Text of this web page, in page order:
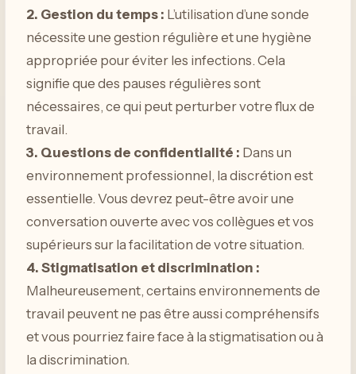
2. Gestion du temps : L’utilisation d’une sonde
nécessite une gestion régulière et une hygiène
appropriée pour éviter les infections. Cela
signifie que des pauses régulières sont
nécessaires, ce qui peut perturber votre flux de
travail.
3. Questions de confidentialité : Dans un
environnement professionnel, la discrétion est
essentielle. Vous devrez peut-être avoir une
conversation ouverte avec vos collègues et vos
supérieurs sur la facilitation de votre situation.
4. Stigmatisation et discrimination :
Malheureusement, certains environnements de
travail peuvent ne pas être aussi compréhensifs
et vous pourriez faire face à la stigmatisation ou à
la discrimination.